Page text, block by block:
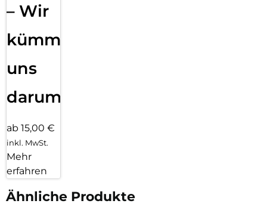
– Wir
kümmern
uns
darum!
ab 15,00 €
inkl. MwSt.
Mehr
erfahren
Ähnliche Produkte